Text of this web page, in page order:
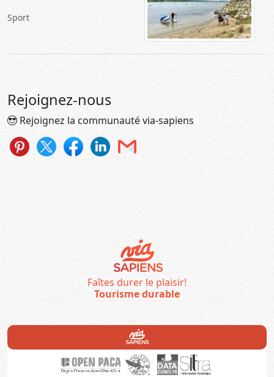
Sport
Rejoignez-nous
Rejoignez la communauté via-sapiens
Faîtes durer le plaisir!
Tourisme durable